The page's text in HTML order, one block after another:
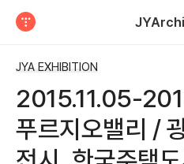
JYA EXHIBITION
2015.11.05-
푸르지오밸리 /